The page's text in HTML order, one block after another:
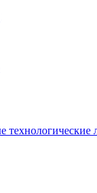
технологические